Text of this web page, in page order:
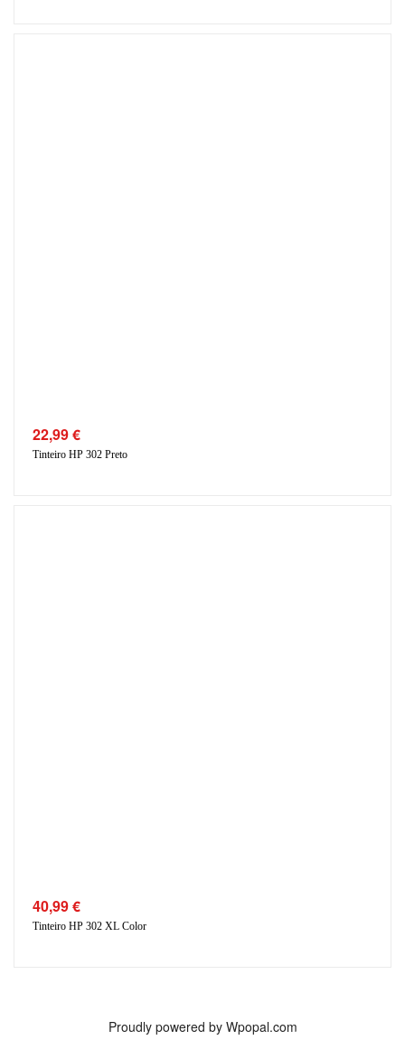
22,99€
Tinteiro HP 302 Preto
40,99€
Tinteiro HP 302 XL Color
Proudly powered by Wpopal.com